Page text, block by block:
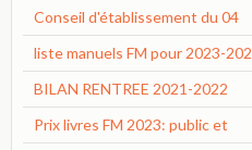
Conseil d'établissement du 04
liste manuels FM pour 2023-202
BILAN RENTREE 2021-2022
Prix livres FM 2023: public et